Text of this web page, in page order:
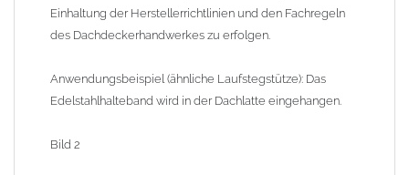
Einhaltung der Herstellerrichtlinien und den Fachregeln
des Dachdeckerhandwerkes zu erfolgen.
Anwendungsbeispiel (ähnliche Laufstegstütze): Das
Edelstahlhalteband wird in der Dachlatte eingehangen.
Bild 2